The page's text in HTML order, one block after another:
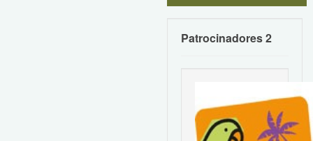
Patrocinadores 2